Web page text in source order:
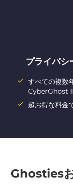
プライバシ
すべての複数
CyberGhost
超お得な料金
Ghosties